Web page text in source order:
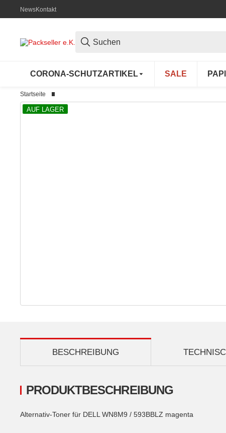
NewsKontakt
CORONA-SCHUTZARTIKEL SALE
Startseite
AUF LAGER
BESCHREIBUNG
PRODUKTBESCHREIBUNG
Alternativ-Toner für DELL WN8M9 / 593BBLZ magenta